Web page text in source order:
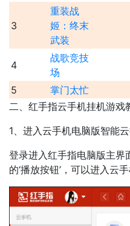
3
重装战
姬：终末
武装
4
战歌竞技
场
5
掌门太忙
二、红手指云手机挂机游戏
1、进入云手机电脑版智能云
登录进入红手指电脑版主界
的‘播放按钮’，可以进入云